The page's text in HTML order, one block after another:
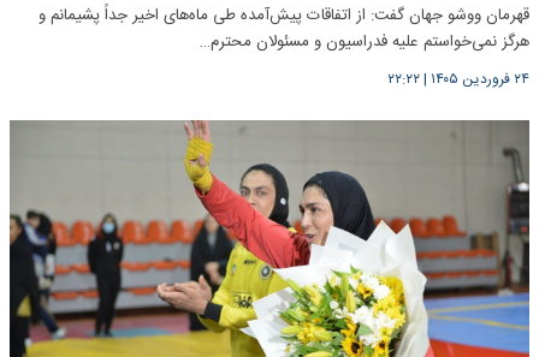
قهرمان ووشو جهان گفت: از اتفاقات پیش‌آمده طی ماه‌های اخیر جداً پشیمانم و
هرگز نمی‌خواستم علیه فدراسیون و مسئولان محترم…
۲۴ فروردین ۱۴۰۵ |۲۲:۲۲